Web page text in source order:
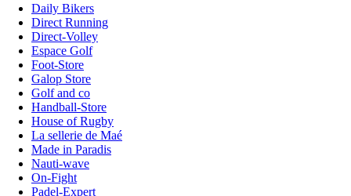
Daily Bikers
Direct Running
Direct-Volley
Espace Golf
Foot-Store
Galop Store
Golf and co
Handball-Store
House of Rugby
La sellerie de Maé
Made in Paradis
Nauti-wave
On-Fight
Padel-Expert